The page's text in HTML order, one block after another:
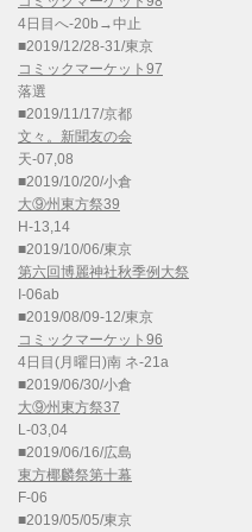
4日目へ-20b→中止
■2019/12/28-31/東京
コミックマーケット97
落選
■2019/11/17/京都
文々。新聞友の会
天-07,08
■2019/10/20/小倉
大⑨州東方祭39
H-13,14
■2019/10/06/東京
第六回博麗神社秋季例大祭
I-06ab
■2019/08/09-12/東京
コミックマーケット96
4日目(月曜日)南 ネ-21a
■2019/06/30/小倉
大⑨州東方祭37
L-03,04
■2019/06/16/広島
東方椰麟祭第十幕
F-06
■2019/05/05/東京